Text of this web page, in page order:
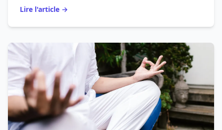
Lire l'article →